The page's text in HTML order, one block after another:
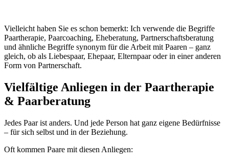
Vielleicht haben Sie es schon bemerkt: Ich verwende die Begriffe
Paartherapie, Paarcoaching, Eheberatung, Partnerschaftsberatung
und ähnliche Begriffe synonym für die Arbeit mit Paaren – ganz
gleich, ob als Liebespaar, Ehepaar, Elternpaar oder in einer anderen
Form von Partnerschaft.
Vielfältige Anliegen in der Paartherapie
& Paarberatung
Jedes Paar ist anders. Und jede Person hat ganz eigene Bedürfnisse
– für sich selbst und in der Beziehung.
Oft kommen Paare mit diesen Anliegen: